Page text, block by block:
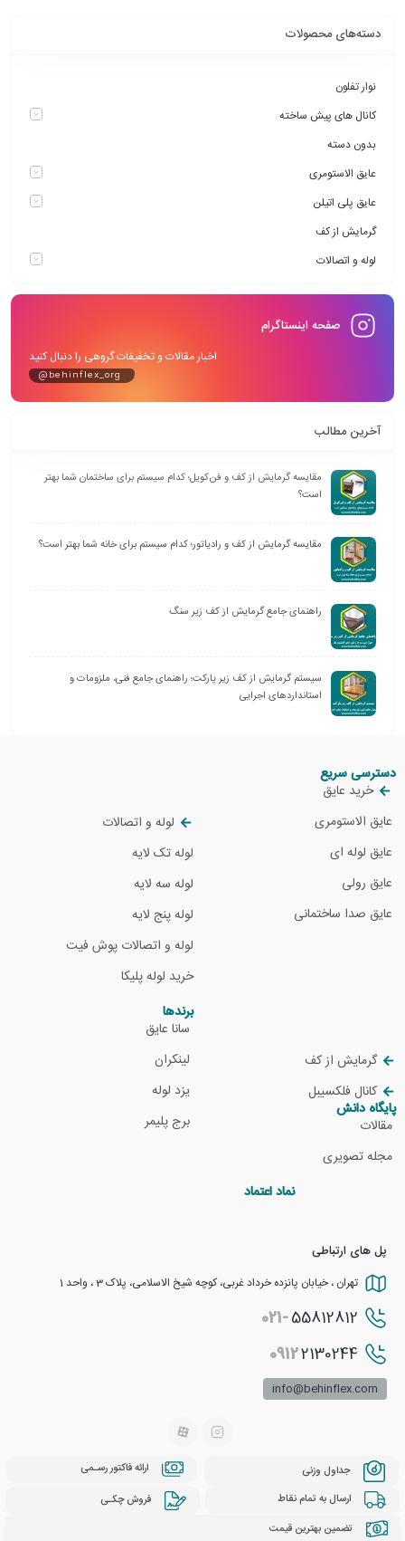
دسته‌های محصولات
نوار تفلون
کانال های پیش ساخته
بدون دسته
عایق الاستومری
عایق پلی اتیلن
گرمایش از کف
لوله و اتصالات
صفحه اینستاگرام
اخبار مقالات و تخفیفات گروهی را دنبال کنید
@behinflex_org
آخرین مطالب
مقایسه گرمایش از کف و فن‌کویل؛ کدام سیستم برای ساختمان شما بهتر
است؟
مقایسه گرمایش از کف و رادیاتور؛ کدام سیستم برای خانه شما بهتر است؟
راهنمای جامع گرمایش از کف زیر سنگ
سیستم گرمایش از کف زیر پارکت؛ راهنمای جامع فنی، ملزومات و
استانداردهای اجرایی
دسترسی سریع
خرید عایق
عایق الاستومری
عایق لوله ای
عایق رولی
عایق صدا ساختمانی
لوله و اتصالات
لوله تک لایه
لوله سه لایه
لوله پنج لایه
لوله و اتصالات پوش فیت
خرید لوله پلیکا
گرمایش از کف
کانال فلکسیبل
پایگاه دانش
مقالات
مجله تصویری
برندها
سانا عایق
لینکران
یزد لوله
برج پلیمر
نماد اعتماد
پل های ارتباطی
تهران ، خیابان پانزده خرداد غربی، کوچه شیخ الاسلامی، پلاک 3 ، واحد 1
021-55812812
09122130244
info@behinflex.com
جداول وزنی
ارائه فاکتور رسـمی
ارسال به تمام نقاط
فروش چکـی
تضمین بهترین قیمت